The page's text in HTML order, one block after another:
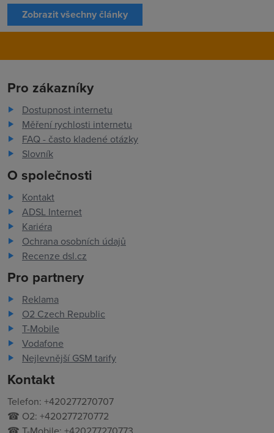
Zobrazit všechny články
Pro zákazníky
Dostupnost internetu
Měření rychlosti internetu
FAQ - často kladené otázky
Slovník
O společnosti
Kontakt
ADSL Internet
Kariéra
Ochrana osobních údajů
Recenze dsl.cz
Pro partnery
Reklama
O2 Czech Republic
T-Mobile
Vodafone
Nejlevnější GSM tarify
Kontakt
Telefon: +420277270707
☎ O2: +420277270772